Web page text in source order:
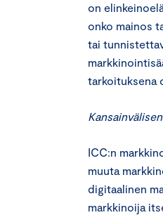
on
onko mainos
tai
tarkoituksena
ICC:n
muuta
digitaalinen
markkinoija